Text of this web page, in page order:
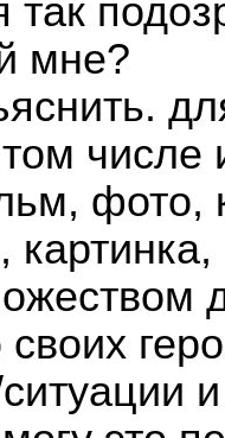
мне?
том
фото,